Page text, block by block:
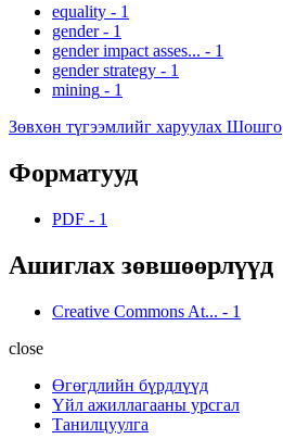
equality - 1
gender - 1
gender impact asses... - 1
gender strategy - 1
mining - 1
Зөвхөн түгээмлийг харуулах Шошго
Форматууд
PDF - 1
Ашиглах зөвшөөрлүүд
Creative Commons At... - 1
close
Өгөгдлийн бүрдлүүд
Үйл ажиллагааны урсгал
Танилцуулга